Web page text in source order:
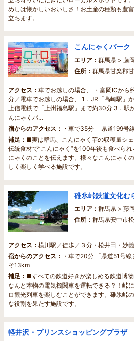
めしは懐かしいおいしさ！お土産の種類も豊
立ちます。
こんにゃくパーク
エリア： 群馬県 > 藤
住所： 群馬県甘楽郡
アクセス： 車でお越しの場合、 ・富岡ICから
分／電車でお越しの場合、 1．JR「高崎駅」
上信電鉄で「上州福島駅」まで約30分 3．駅
んにゃくパ…
宿からのアクセス： ・車で35分 「県道199号
補足： ■実は群馬、こんにゃく芋の収穫量シ
伝統食材で”こんにゃく”を100年後も食べら
にゃくのことを伝えます。様々なこんにゃく
しく楽しく学べる施設です。
碓氷峠鉄道文化む
エリア： 群馬県 > 藤
住所： 群馬県安中市
アクセス： 横川駅／徒歩／３分・松井田・妙
宿からのアクセス： ・車で20分 「県道51号
そ13km
補足： ■すべての鉄道好きが楽しめる鉄道博
なんと本物の電気機関車を運転できる？！峠
ロ観光列車を楽しむことができます。碓氷峠
な役割を果たす施設です。
軽井沢・プリンスショッピングプラザ